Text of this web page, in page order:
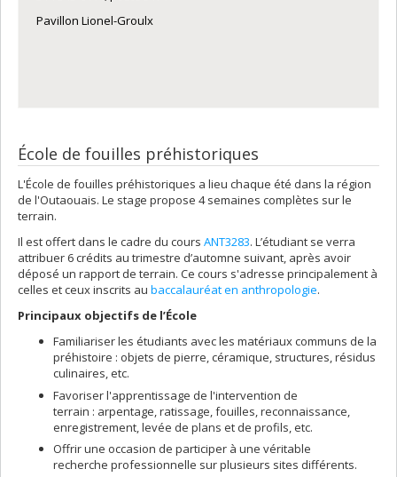
Pavillon Lionel-Groulx
École de fouilles préhistoriques
L'École de fouilles préhistoriques a lieu chaque été dans la région
de l'Outaouais. Le stage propose 4 semaines complètes sur le
terrain.
Il est offert dans le cadre du cours ANT3283. L’étudiant se verra
attribuer 6 crédits au trimestre d’automne suivant, après avoir
déposé un rapport de terrain. Ce cours s'adresse principalement à
celles et ceux inscrits au baccalauréat en anthropologie.
Principaux objectifs de l’École
Familiariser les étudiants avec les matériaux communs de la
préhistoire : objets de pierre, céramique, structures, résidus
culinaires, etc.
Favoriser l'apprentissage de l'intervention de
terrain : arpentage, ratissage, fouilles, reconnaissance,
enregistrement, levée de plans et de profils, etc.
Offrir une occasion de participer à une véritable
recherche professionnelle sur plusieurs sites différents.